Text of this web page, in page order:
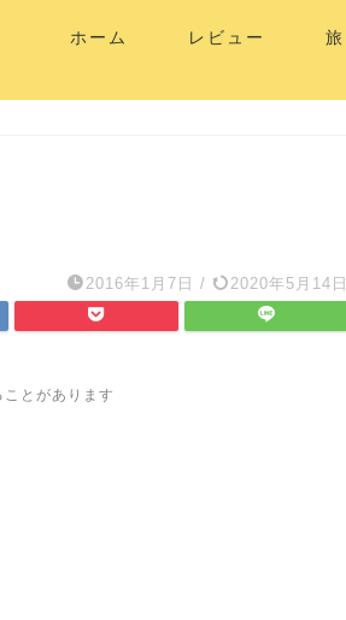
ホーム レビュー 旅
2016年1月7日 / 2020年5月14日
とがあります